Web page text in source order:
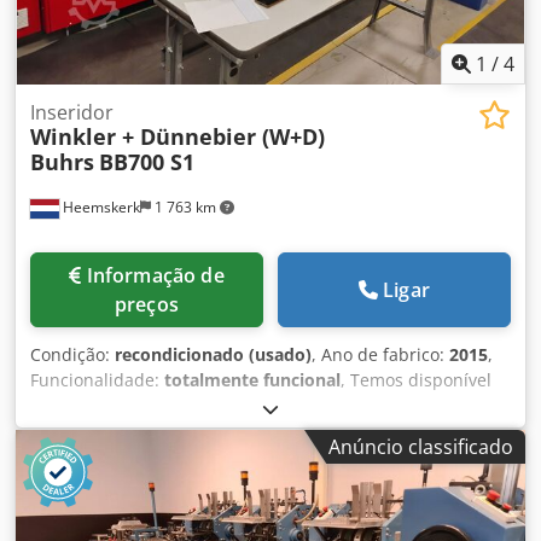
1 /4
Heemskerk 1 763 km
Inseridor
Winkler + Dünnebier (W+D)
Buhrs BB700 S1
preços
Ligar
Condição: recondicionado (usado), Ano de fabrico: 2015,
Funcionalidade: totalmente funcional, Temos disponível
um sistema de envelopamento servoassistido W+D (Buhrs
ITM) BB700 16K S1, ano de fabricação 2012! Base com 12
estações!!!!! Dedpfx Agsxyfmgedswa Mais fotos em breve.
O estado dessa máquina é muito bom, pois sempre
recebeu a manutenção necessária e processou apenas 14
milhões de ciclos. A máquina está totalmente preparada
Anúncio classificado